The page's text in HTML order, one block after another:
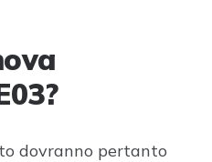
dovranno pertanto